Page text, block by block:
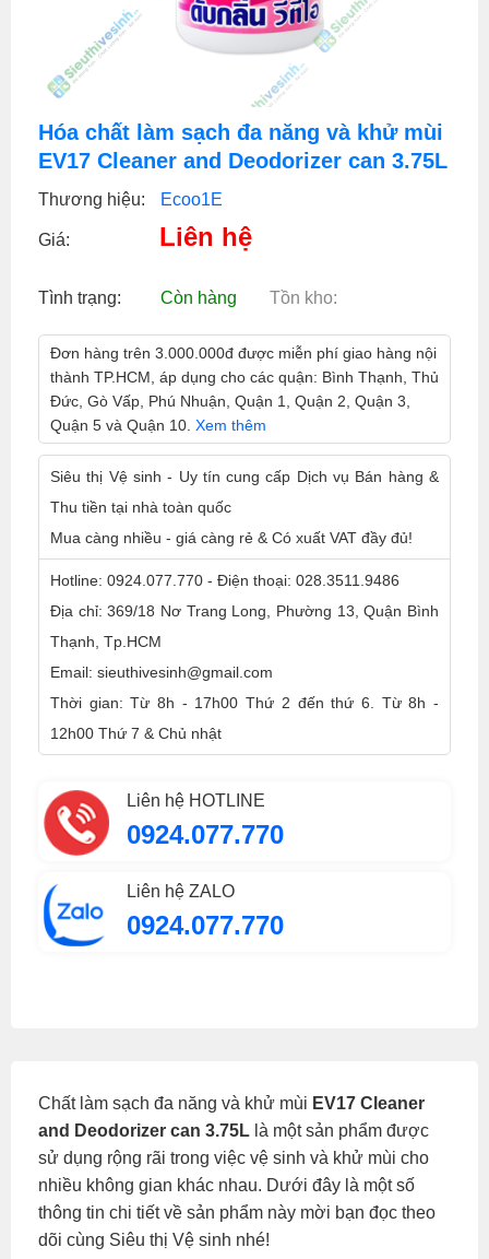
Hóa chất làm sạch đa năng và khử mùi
EV17 Cleaner and Deodorizer can 3.75L
Thương hiệu: Ecoo1E
Giá: Liên hệ
Tình trạng: Còn hàng Tồn kho:
Đơn hàng trên 3.000.000đ được miễn phí giao hàng nội
thành TP.HCM, áp dụng cho các quận: Bình Thạnh, Thủ
Đức, Gò Vấp, Phú Nhuận, Quận 1, Quận 2, Quận 3,
Quận 5 và Quận 10. Xem thêm
Siêu thị Vệ sinh - Uy tín cung cấp Dịch vụ Bán hàng &
Thu tiền tại nhà toàn quốc
Mua càng nhiều - giá càng rẻ & Có xuất VAT đầy đủ!
Hotline: 0924.077.770 - Điện thoại: 028.3511.9486
Địa chỉ: 369/18 Nơ Trang Long, Phường 13, Quận Bình
Thạnh, Tp.HCM
Email: sieuthivesinh@gmail.com
Thời gian: Từ 8h - 17h00 Thứ 2 đến thứ 6. Từ 8h -
12h00 Thứ 7 & Chủ nhật
Liên hệ HOTLINE
0924.077.770
Liên hệ ZALO
0924.077.770
Chất làm sạch đa năng và khử mùi EV17 Cleaner
and Deodorizer can 3.75L là một sản phẩm được
sử dụng rộng rãi trong việc vệ sinh và khử mùi cho
nhiều không gian khác nhau. Dưới đây là một số
thông tin chi tiết về sản phẩm này mời bạn đọc theo
dõi cùng Siêu thị Vệ sinh nhé!